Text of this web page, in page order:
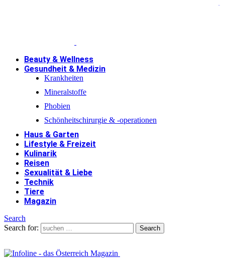
Beauty & Wellness
Gesundheit & Medizin
Krankheiten
Mineralstoffe
Phobien
Schönheitschirurgie & -operationen
Haus & Garten
Lifestyle & Freizeit
Kulinarik
Reisen
Sexualität & Liebe
Technik
Tiere
Magazin
Search
Search for:
Search